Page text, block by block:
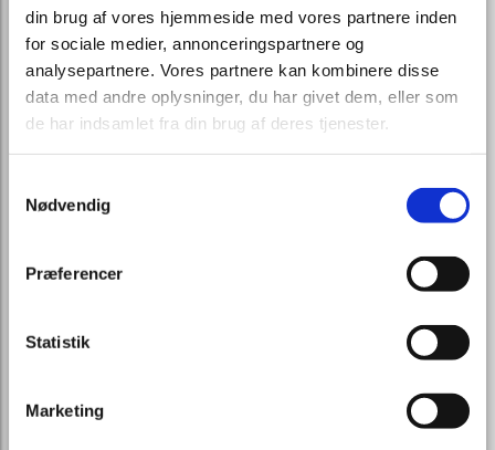
din brug af vores hjemmeside med vores partnere inden
for sociale medier, annonceringspartnere og
analysepartnere. Vores partnere kan kombinere disse
data med andre oplysninger, du har givet dem, eller som
de har indsamlet fra din brug af deres tjenester.
Nødvendig
Præferencer
Statistik
Marketing
Telefon:
Mail:
Kommentar
Anti spam: Hvad er 8+8